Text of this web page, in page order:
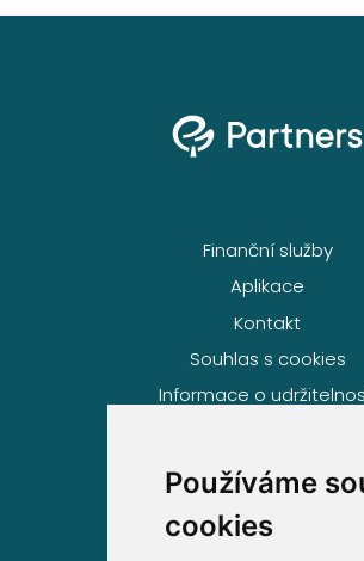
Používáme
cookies
Finanční služby
Aplikace
Kontakt
Souhlas s cookies
Informace o
Volejte zdarma na
800 63 63 63